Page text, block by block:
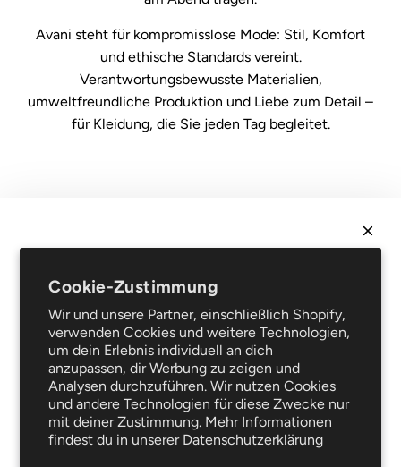
Cookie-Zustimmung
Wir und unsere Partner, einschließlich Shopify,
verwenden Cookies und weitere Technologien,
um dein Erlebnis individuell an dich
anzupassen, dir Werbung zu zeigen und
Analysen durchzuführen. Wir nutzen Cookies
und andere Technologien für diese Zwecke nur
mit deiner Zustimmung. Mehr Informationen
findest du in unserer Datenschutzerklärung
Avani steht für kompromisslose Mode: Stil, Komfort
und ethische Standards vereint.
Verantwortungsbewusste Materialien,
umweltfreundliche Produktion und Liebe zum Detail –
für Kleidung, die Sie jeden Tag begleitet.
Rechtliche Hinweise
Häufig gestellte Fragen
Unterstützung
Lieferung und Retouren
Reparaturservice
Der Blog
Kleiderpflege
Folgen Sie uns
Erhalte10 % Rabattauf deine erste Bestellung und sei
als Erster über Neuheiten und Sonderangebote
informiert!